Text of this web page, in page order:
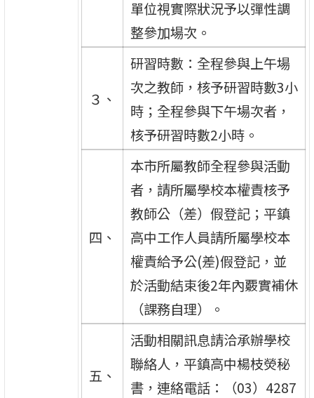
單位視實際狀況予以彈性調
整參加場次。
３、
研習時數：全程參與上午場
次之教師，核予研習時數3小
時；全程參與下午場次者，
核予研習時數2小時。
四、
本市所屬教師全程參與活動
者，請所屬學校本權責核予
教師公（差）假登記；平鎮
高中工作人員請所屬學校本
權責給予公(差)假登記，並
於活動結束後2年內覈實補休
（課務自理）。
五、
活動相關訊息請洽承辦學校
聯絡人，平鎮高中楊枝熒秘
書，連絡電話：（03）4287